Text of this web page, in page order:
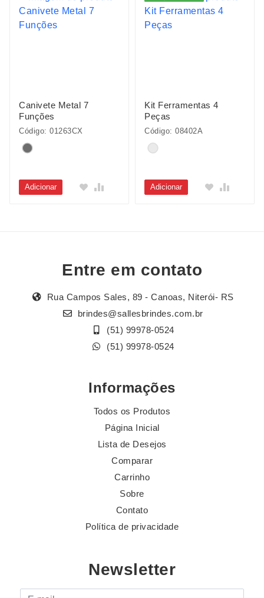
Canivete Metal 7
Funções
Código: 01263CX
Adicionar
Kit Ferramentas 4
Peças
Código: 08402A
Adicionar
Entre em contato
Rua Campos Sales, 89 - Canoas, Niterói- RS
brindes@sallesbrindes.com.br
(51) 99978-0524
(51) 99978-0524
Informações
Todos os Produtos
Página Inicial
Lista de Desejos
Comparar
Carrinho
Sobre
Contato
Política de privacidade
Newsletter
E-mail